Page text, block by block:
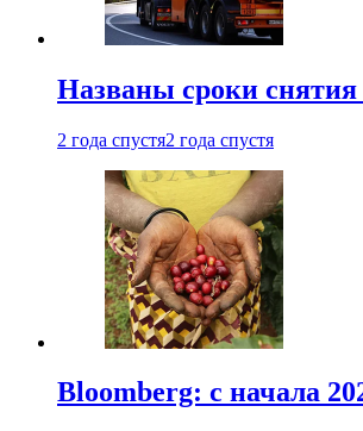
Названы сроки снятия
2 года спустя2 года спустя
Bloomberg: с начала